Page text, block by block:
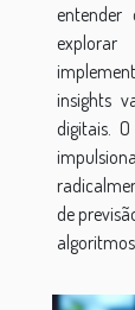
entender
insights
digitais.
de
algoritmos